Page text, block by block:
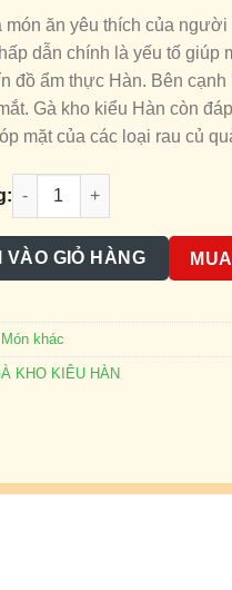
món ăn yêu thích của
dẫn chính là yếu tố giúp
đồ ẩm thực Hàn. Bên
Gà kho kiểu Hàn còn
mặt của các loại rau củ
GÀ KHO KIỂU HÀN số lượng
VÀO GIỎ HÀNG
Món khác
KHO KIÊU HÀN